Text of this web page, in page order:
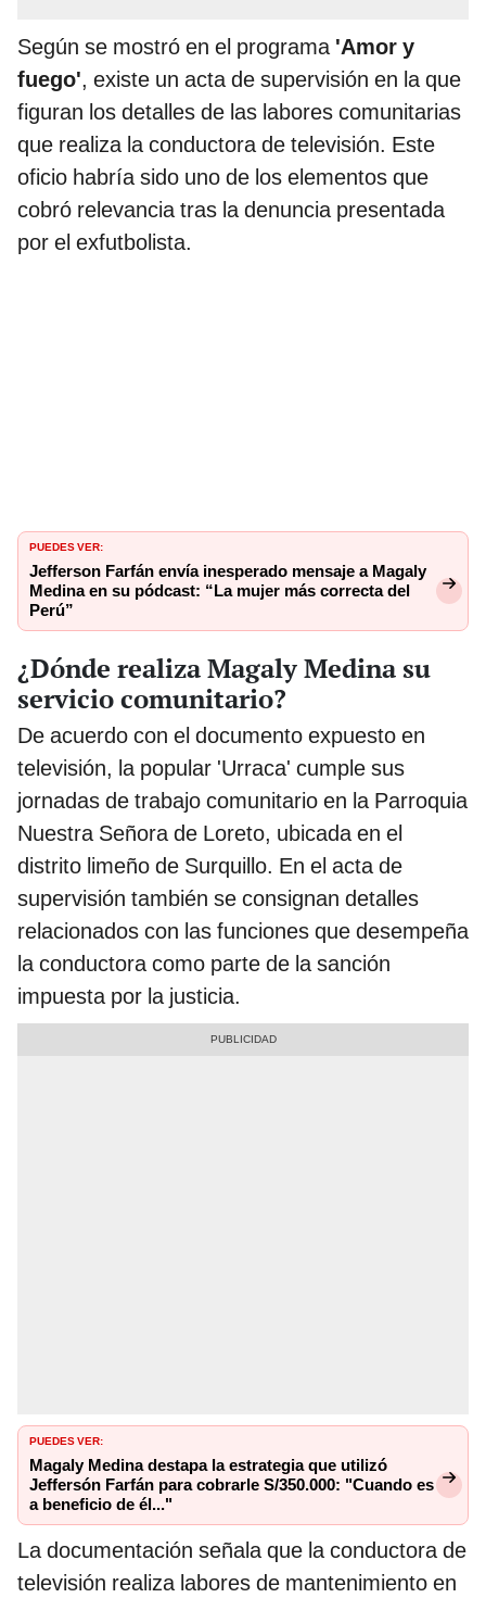
Según se mostró en el programa 'Amor y
fuego', existe un acta de supervisión en la que
figuran los detalles de las labores comunitarias
que realiza la conductora de televisión. Este
oficio habría sido uno de los elementos que
cobró relevancia tras la denuncia presentada
por el exfutbolista.
PUEDES VER:
Jefferson Farfán envía inesperado mensaje a Magaly
Medina en su pódcast: “La mujer más correcta del
Perú”
¿Dónde realiza Magaly Medina su
servicio comunitario?
De acuerdo con el documento expuesto en
televisión, la popular 'Urraca' cumple sus
jornadas de trabajo comunitario en la Parroquia
Nuestra Señora de Loreto, ubicada en el
distrito limeño de Surquillo. En el acta de
supervisión también se consignan detalles
relacionados con las funciones que desempeña
la conductora como parte de la sanción
impuesta por la justicia.
PUEDES VER:
Magaly Medina destapa la estrategia que utilizó
Jeffersón Farfán para cobrarle S/350.000: "Cuando es
a beneficio de él..."
La documentación señala que la conductora de
televisión realiza labores de mantenimiento en